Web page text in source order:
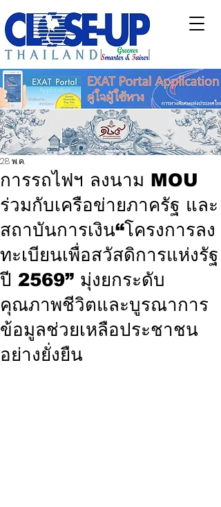
การรถไฟฯ ลงนาม MOU
ร่วมกับเครือข่ายภาครัฐ และ
สถาบันการเงิน“โครงการลง
ทะเบียนเพื่อสวัสดิการแห่งรัฐ
ปี 2569” มุ่งยกระดับ
คุณภาพชีวิตและบูรณาการ
ข้อมูลช่วยเหลือประชาชน
อย่างยั่งยืน
28 พ.ค.